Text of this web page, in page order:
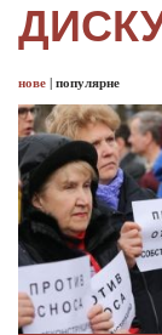
нове | популярне